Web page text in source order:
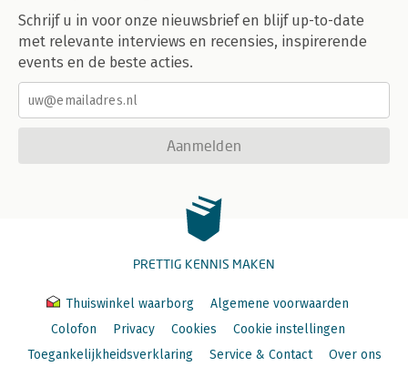
Schrijf u in voor onze nieuwsbrief en blijf up-to-date
met relevante interviews en recensies, inspirerende
events en de beste acties.
Aanmelden
PRETTIG KENNIS MAKEN
Thuiswinkel waarborg
Algemene voorwaarden
Colofon
Privacy Cookies
Cookie instellingen
Toegankelijkheidsverklaring
Service & Contact Over ons